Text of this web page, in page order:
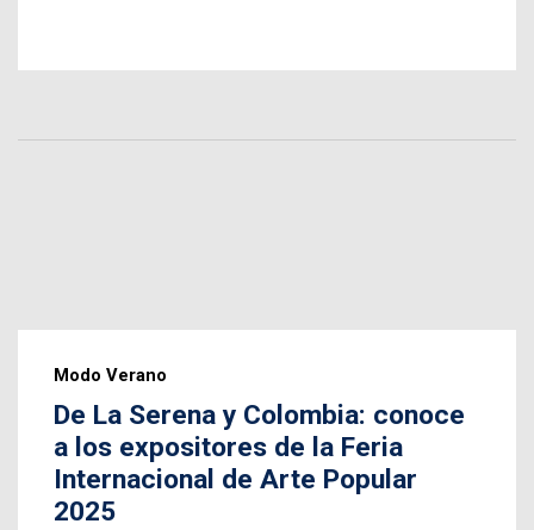
Modo Verano
De La Serena y Colombia: conoce
a los expositores de la Feria
Internacional de Arte Popular
2025